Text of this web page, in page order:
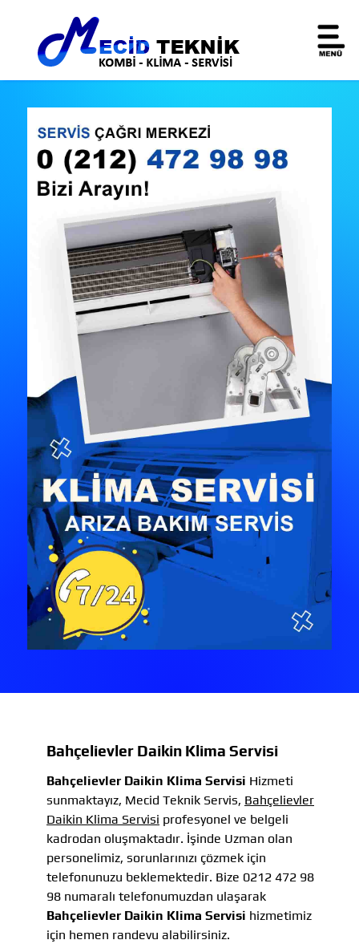
Bahçelievler Daikin Klima Servisi
Bahçelievler Daikin Klima Servisi Hizmeti
sunmaktayız, Mecid Teknik Servis, Bahçelievler
Daikin Klima Servisi profesyonel ve belgeli
kadrodan oluşmaktadır. İşinde Uzman olan
personelimiz, sorunlarınızı çözmek için
telefonunuzu beklemektedir. Bize 0212 472 98
98 numaralı telefonumuzdan ulaşarak
Bahçelievler Daikin Klima Servisi hizmetimiz
için hemen randevu alabilirsiniz.